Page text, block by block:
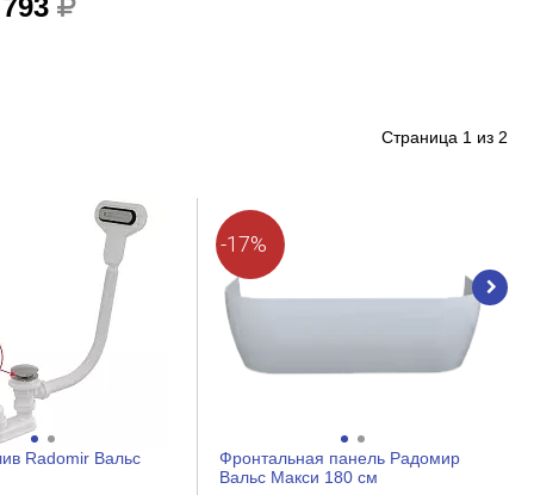
Страница 1 из 2
Radomir Вальс
-17%
Фронтальная панель Радомир
Вальс Макси 180 см